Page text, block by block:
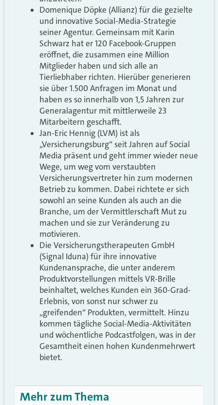
Domenique Döpke (Allianz) für die gezielte
und innovative Social-Media-Strategie
seiner Agentur. Gemeinsam mit Karin
Schwarz hat er 120 Facebook-Gruppen
eröffnet, die zusammen eine Million
Mitglieder haben und sich alle an
Tierliebhaber richten. Hierüber generieren
sie über 1.500 Anfragen im Monat und
haben es so innerhalb von 1,5 Jahren zur
Generalagentur mit mittlerweile 23
Mitarbeitern geschafft.
Jan-Eric Hennig (LVM) ist als
„Versicherungsburg“ seit Jahren auf Social
Media präsent und geht immer wieder neue
Wege, um weg vom verstaubten
Versicherungsvertreter hin zum modernen
Betrieb zu kommen. Dabei richtete er sich
sowohl an seine Kunden als auch an die
Branche, um der Vermittlerschaft Mut zu
machen und sie zur Veränderung zu
motivieren.
Die Versicherungstherapeuten GmbH
(Signal Iduna) für ihre innovative
Kundenansprache, die unter anderem
Produktvorstellungen mittels VR-Brille
beinhaltet, welches Kunden ein 360-Grad-
Erlebnis, von sonst nur schwer zu
„greifenden“ Produkten, vermittelt. Hinzu
kommen tägliche Social-Media-Aktivitäten
und wöchentliche Podcastfolgen, was in der
Gesamtheit einen hohen Kundenmehrwert
bietet.
Mehr zum Thema